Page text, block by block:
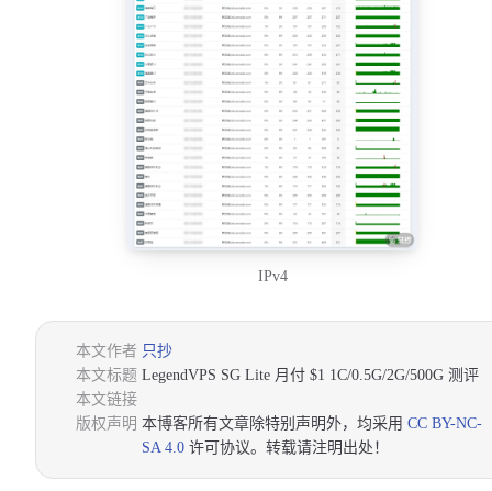
IPv4
本文作者 只抄
本文标题 LegendVPS SG Lite 月付 $1 1C/0.5G/2G/500G 测评
本文链接
版权声明 本博客所有文章除特别声明外，均采用 CC BY-NC-
SA 4.0 许可协议。转载请注明出处！